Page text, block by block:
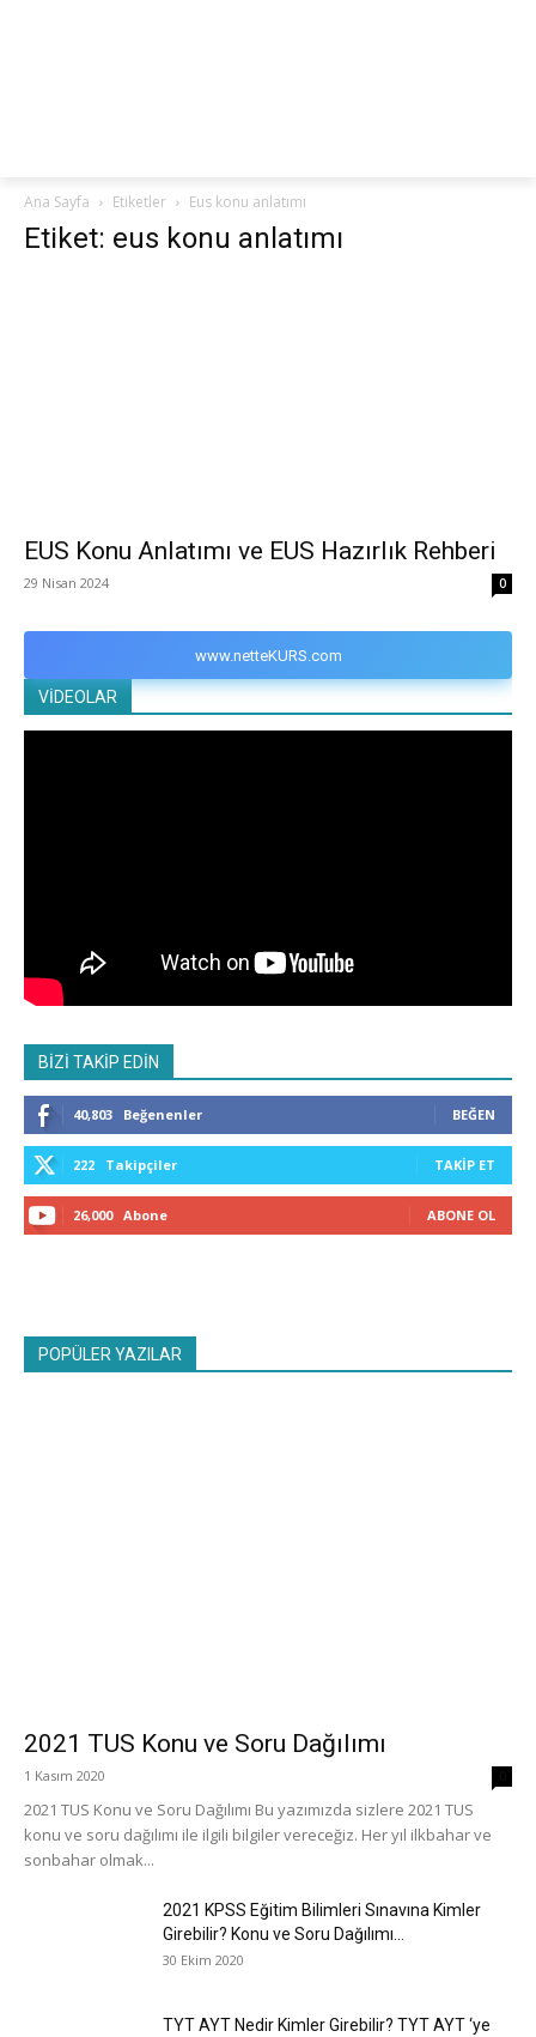
Ana Sayfa Etiketler Eus konu anlatımı
Etiket: eus konu anlatımı
EUS Konu Anlatımı ve EUS Hazırlık Rehberi
29 Nisan 2024 0
www.netteKURS.com
VİDEOLAR
BİZİ TAKİP EDİN
40,803 Beğenenler BEĞEN
222 Takipçiler TAKIP ET
26,000 Abone ABONE OL
POPÜLER YAZILAR
2021 TUS Konu ve Soru Dağılımı
1 Kasım 2020
2021 TUS Konu ve Soru Dağılımı Bu yazımızda sizlere 2021 TUS
konu ve soru dağılımı ile ilgili bilgiler vereceğiz. Her yıl ilkbahar ve
sonbahar olmak...
2021 KPSS Eğitim Bilimleri Sınavına Kimler
Girebilir? Konu ve Soru Dağılımı...
30 Ekim 2020
TYT AYT Nedir Kimler Girebilir? TYT AYT ‘ye